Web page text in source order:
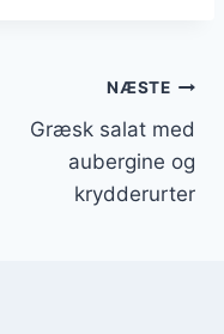
NÆSTE
Græsk salat med
aubergine og
krydderurter